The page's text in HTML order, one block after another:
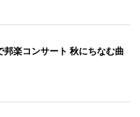
楽コンサート 秋にちなむ曲